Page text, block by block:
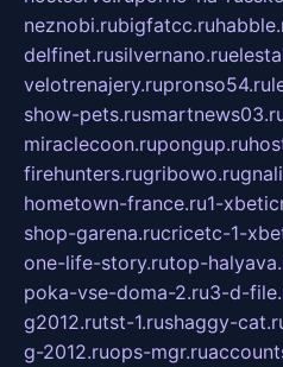
neznobi.rubigfatcc.ru
delfinet.rusilvernano.ru
velotrenajery.rupronso54.ru
show-pets.ru
miraclecoon.rupongup.ru
firehunters.rugribowo.ru
hometown-france.ru1-
shop-garena.rucricetc-1-
one-life-story.rutop-
poka-vse-doma-2.ru3-d-
g2012.rutst-1.rushaggy-
g-2012.ruops-mgr.ru